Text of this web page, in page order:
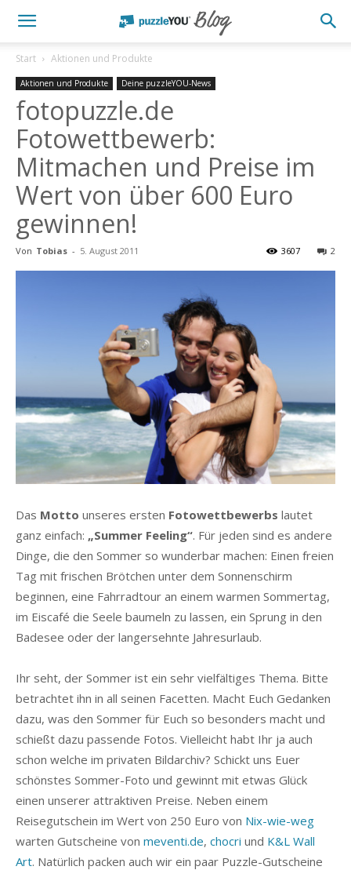
Start Aktionen und Produkte
Aktionen und Produkte Deine puzzleYOU-News
fotopuzzle.de
Fotowettbewerb:
Mitmachen und Preise im
Wert von über 600 Euro
gewinnen!
Von Tobias - 5. August 2011 2
3607
Das Motto unseres ersten Fotowettbewerbs lautet
ganz einfach: „Summer Feeling“. Für jeden sind es andere
Dinge, die den Sommer so wunderbar machen: Einen freien
Tag mit frischen Brötchen unter dem Sonnenschirm
beginnen, eine Fahrradtour an einem warmen Sommertag,
im Eiscafé die Seele baumeln zu lassen, ein Sprung in den
Badesee oder der langersehnte Jahresurlaub.
Ihr seht, der Sommer ist ein sehr vielfältiges Thema. Bitte
betrachtet ihn in all seinen Facetten. Macht Euch Gedanken
dazu, was den Sommer für Euch so besonders macht und
schießt dazu passende Fotos. Vielleicht habt Ihr ja auch
schon welche im privaten Bildarchiv? Schickt uns Euer
schönstes Sommer-Foto und gewinnt mit etwas Glück
einen unserer attraktiven Preise. Neben einem
Reisegutschein im Wert von 250 Euro von Nix-wie-weg
warten Gutscheine von meventi.de, chocri und K&L Wall
Art. Natürlich packen auch wir ein paar Puzzle-Gutscheine